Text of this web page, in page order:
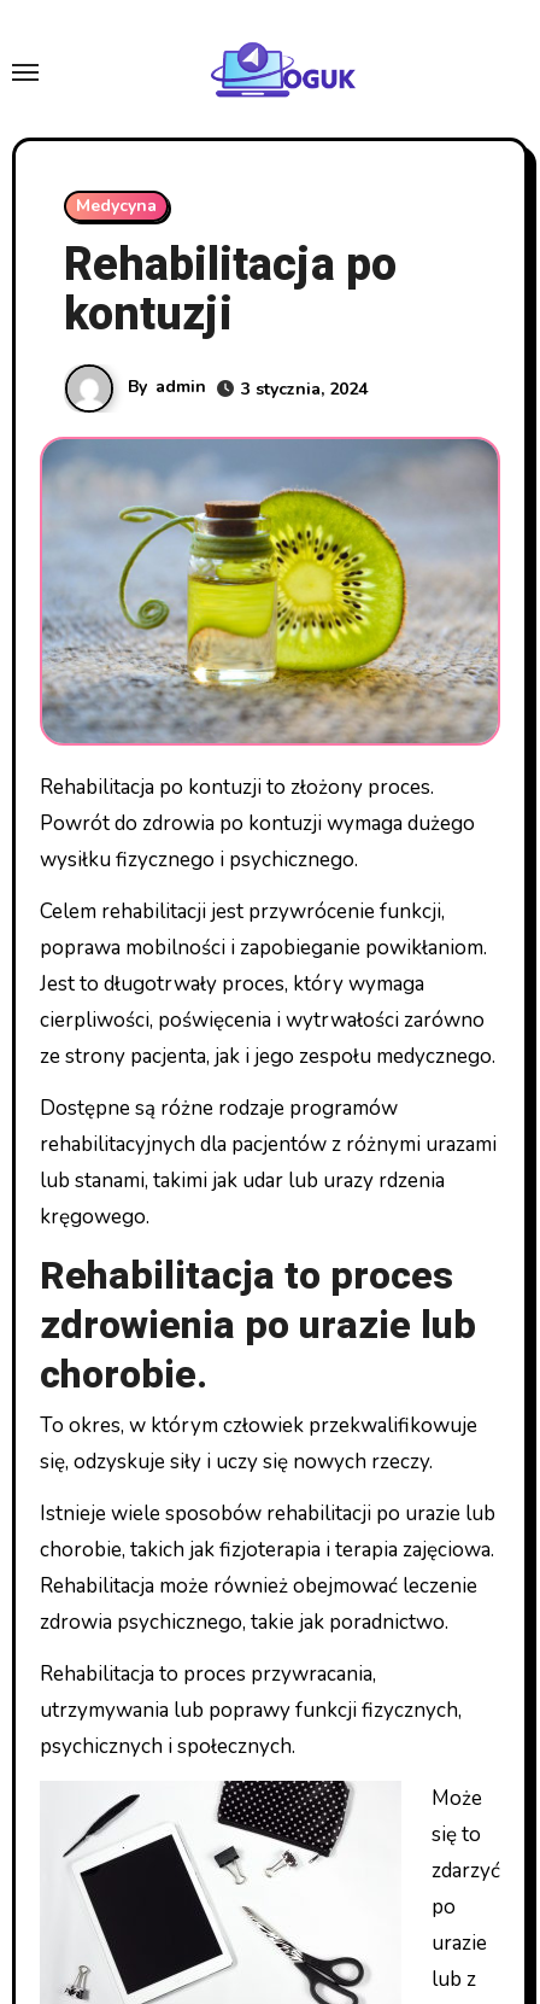
content
Medycyna
Rehabilitacja po
kontuzji
By admin 3 stycznia, 2024
Rehabilitacja po kontuzji to złożony proces.
Powrót do zdrowia po kontuzji wymaga dużego
wysiłku fizycznego i psychicznego.
Celem rehabilitacji jest przywrócenie funkcji,
poprawa mobilności i zapobieganie powikłaniom.
Jest to długotrwały proces, który wymaga
cierpliwości, poświęcenia i wytrwałości zarówno
ze strony pacjenta, jak i jego zespołu medycznego.
Dostępne są różne rodzaje programów
rehabilitacyjnych dla pacjentów z różnymi urazami
lub stanami, takimi jak udar lub urazy rdzenia
kręgowego.
Rehabilitacja to proces
zdrowienia po urazie lub
chorobie.
To okres, w którym człowiek przekwalifikowuje
się, odzyskuje siły i uczy się nowych rzeczy.
Istnieje wiele sposobów rehabilitacji po urazie lub
chorobie, takich jak fizjoterapia i terapia zajęciowa.
Rehabilitacja może również obejmować leczenie
zdrowia psychicznego, takie jak poradnictwo.
Rehabilitacja to proces przywracania,
utrzymywania lub poprawy funkcji fizycznych,
psychicznych i społecznych.
Może
się to
zdarzyć
po
urazie
lub z